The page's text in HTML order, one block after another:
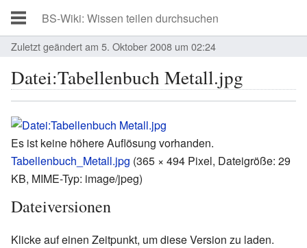
Zuletzt geändert am 5. Oktober 2008 um 02:24
Datei:Tabellenbuch Metall.jpg
Es ist keine höhere Auflösung vorhanden.
Tabellenbuch_Metall.jpg (365 × 494 Pixel, Dateigröße: 29
KB, MIME-Typ: image/jpeg)
Dateiversionen
Klicke auf einen Zeitpunkt, um diese Version zu laden.